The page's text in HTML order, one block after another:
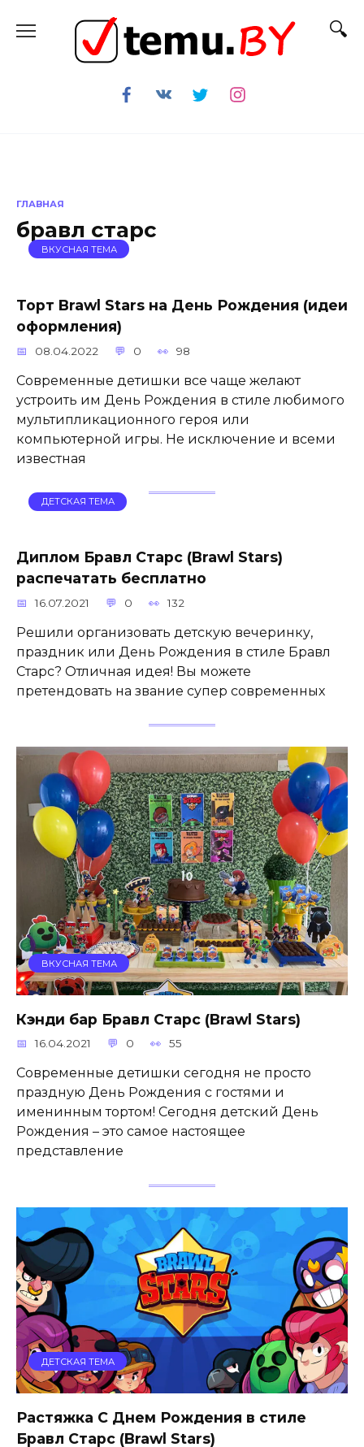
содержанию
ГЛАВНАЯ
бравл старс
ВКУСНАЯ ТЕМА
Торт Brawl Stars на День Рождения (идеи
оформления)
08.04.2022 0 98
Современные детишки все чаще желают
устроить им День Рождения в стиле любимого
мультипликационного героя или
компьютерной игры. Не исключение и всеми
известная
ДЕТСКАЯ ТЕМА
Диплом Бравл Старс (Brawl Stars)
распечатать бесплатно
16.07.2021 0 132
Решили организовать детскую вечеринку,
праздник или День Рождения в стиле Бравл
Старс? Отличная идея! Вы можете
претендовать на звание супер современных
ВКУСНАЯ ТЕМА
Кэнди бар Бравл Старс (Brawl Stars)
16.04.2021 0 55
Современные детишки сегодня не просто
праздную День Рождения с гостями и
именинным тортом! Сегодня детский День
Рождения – это самое настоящее
представление
ДЕТСКАЯ ТЕМА
Растяжка С Днем Рождения в стиле
Бравл Старс (Brawl Stars)